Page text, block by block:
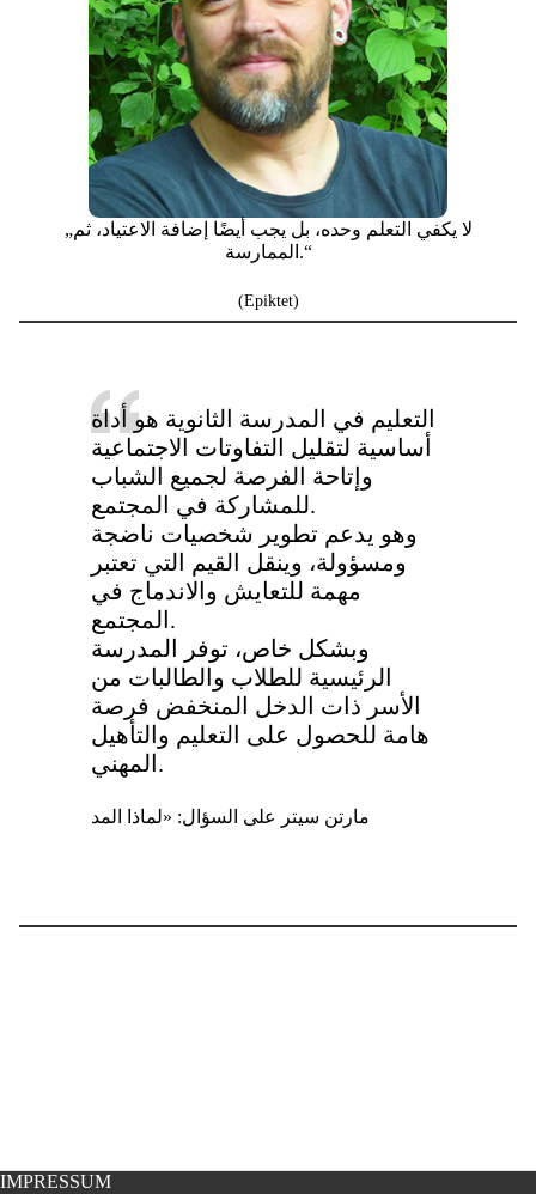
„لا يكفي التعلم وحده، بل يجب أيضًا إضافة الاعتياد، ثم
الممارسة.“
(Epiktet)
التعليم في المدرسة الثانوية هو أداة
أساسية لتقليل التفاوتات الاجتماعية
وإتاحة الفرصة لجميع الشباب
للمشاركة في المجتمع.
وهو يدعم تطوير شخصيات ناضجة
ومسؤولة، وينقل القيم التي تعتبر
مهمة للتعايش والاندماج في
المجتمع.
وبشكل خاص، توفر المدرسة
الرئيسية للطلاب والطالبات من
الأسر ذات الدخل المنخفض فرصة
هامة للحصول على التعليم والتأهيل
المهني.
مارتن سيتر على السؤال: «لماذا المد
IMPRESSUM